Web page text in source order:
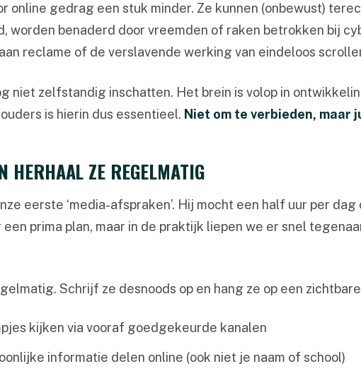
online gedrag een stuk minder. Ze kunnen (onbewust)
benaderd door vreemden of raken betrokken bij
reclame of de verslavende werking van eindeloos
niet zelfstandig inschatten. Het brein is volop in
is hierin dus essentieel. Niet om te verbieden, maar
HERHAAL ZE REGELMATIG
eerste ‘media-afspraken’. Hij mocht een half uur per
prima plan, maar in de praktijk liepen we er snel
Schrijf ze desnoods op en hang ze op een
kijken via vooraf goedgekeurde kanalen
informatie delen online (ook niet je naam of school)